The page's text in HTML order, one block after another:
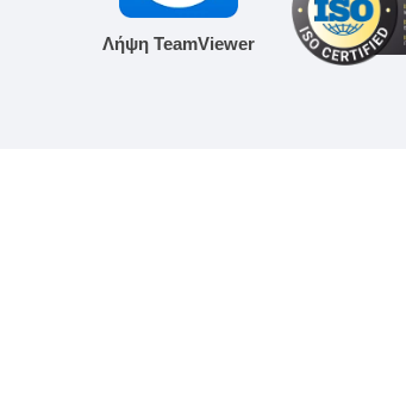
Λήψη TeamViewer